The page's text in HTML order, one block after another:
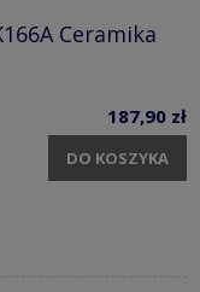
Ceramika
187,90 zł
DO KOSZYKA